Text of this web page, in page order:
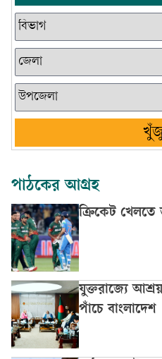
পাঠকের আগ্রহ
ক্রিকেট
যুক্তরাজ্যে
পাঁচে বাংলাদেশ